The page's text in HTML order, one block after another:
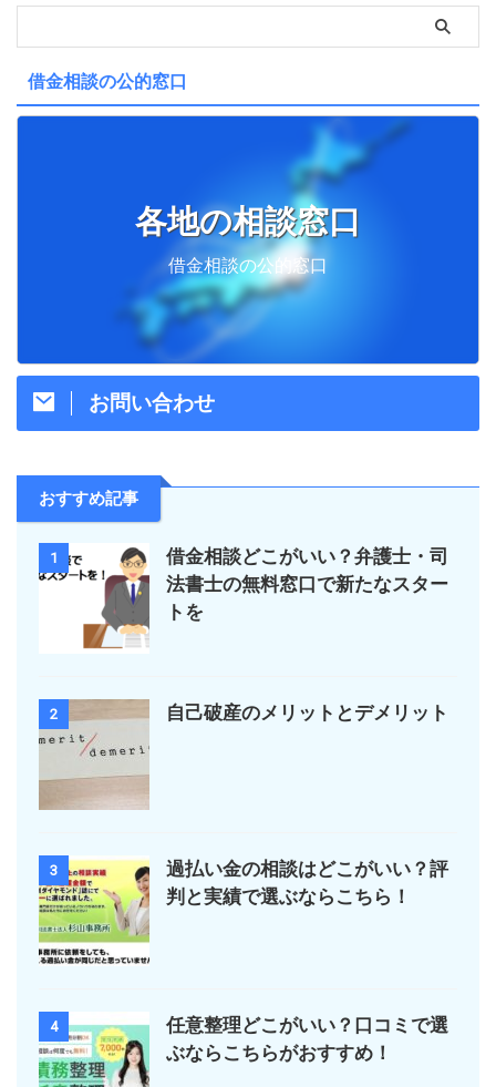
借金相談の公的窓口
各地の相談窓口
借金相談の公的窓口
お問い合わせ
おすすめ記事
1
借金相談どこがいい？弁護士・司
法書士の無料窓口で新たなスター
トを
2 自己破産のメリットとデメリット
3
過払い金の相談はどこがいい？評
判と実績で選ぶならこちら！
4
任意整理どこがいい？口コミで選
ぶならこちらがおすすめ！